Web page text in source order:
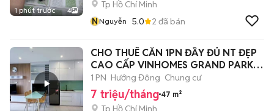
1 phút trước 4
Tp Hồ Chí Minh
NNguyễn 5.0 2 đã bán
CHO THUÊ CĂN 1PN ĐẦY ĐỦ NT ĐẸP
CAO CẤP VINHOMES GRAND PARK
Q9
1 PN Hướng Đông Chung cư
7 triệu/tháng 47 m²
Tp Hồ Chí Minh